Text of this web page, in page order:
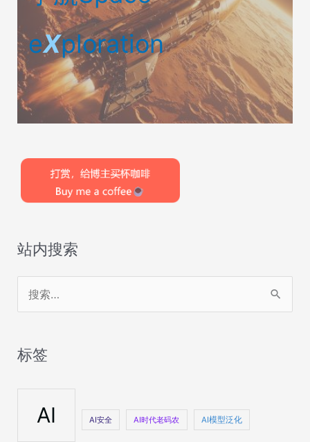
eXploration
站内搜索
索
标签
AI AI安全 AI时代老码农 AI模型泛化